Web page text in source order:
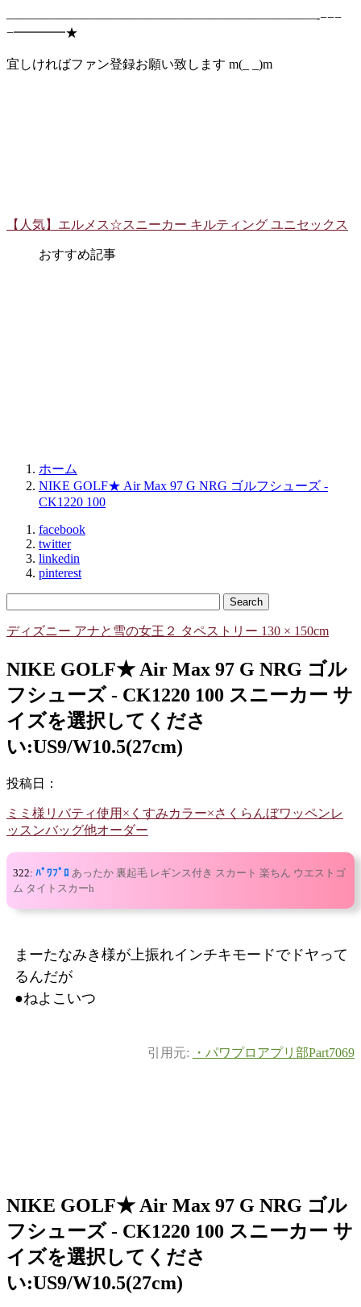
――――――――――――――――――――――――-−−−
−━━━━★
宜しければファン登録お願い致します m(_ _)m
【人気】エルメス☆スニーカー キルティング ユニセックス
おすすめ記事
ホーム
NIKE GOLF★ Air Max 97 G NRG ゴルフシューズ -
CK1220 100
facebook
twitter
linkedin
pinterest
ディズニー アナと雪の女王２ タペストリー 130 × 150cm
NIKE GOLF★ Air Max 97 G NRG ゴル
フシューズ - CK1220 100 スニーカー サ
イズを選択してくださ
い:US9/W10.5(27cm)
投稿日：
ミミ様リバティ使用×くすみカラー×さくらんぼワッペンレ
ッスンバッグ他オーダー
322: ﾊﾟﾜﾌﾟﾛ あったか 裏起毛 レギンス付き スカート 楽ちん ウエストゴ
ム タイトスカーh
まーたなみき様が上振れインチキモードでドヤって
るんだが
●ねよこいつ
引用元: ・パワプロアプリ部Part7069
NIKE GOLF★ Air Max 97 G NRG ゴル
フシューズ - CK1220 100 スニーカー サ
イズを選択してくださ
い:US9/W10.5(27cm)